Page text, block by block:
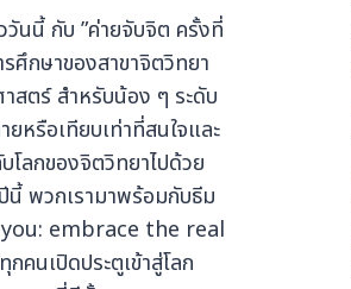
นนี้ กับ ”ค่ายจับจิต ครั้งที่
ศึกษาของสาขาจิตวิทยา
สตร์ สำหรับน้อง ๆ ระดับ
หรือเทียบเท่าที่สนใจและ
โลกของจิตวิทยาไปด้วย
พวกเรามาพร้อมกับธีม
embrace the real
คนเปิดประตูเข้าสู่โลก